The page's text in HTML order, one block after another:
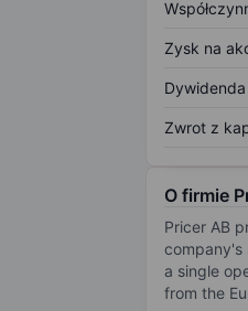
Zysk na
Zwrot z
O firmie
Pricer AB
company's
a single
from the